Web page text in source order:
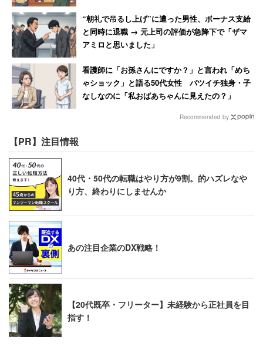
“朝礼で吊るし上げ”に遭った男性、ボーナス支給
と同時に退職 → 元上司の評価が急降下で「ザマ
アミロと思いました」
看護師に「お孫さんにですか？」と言われ「めち
ゃショック」と語る50代女性 バツイチ独身・子
なしなのに「私おばあちゃんに見えたの？」
Recommended by
【PR】注目情報
40代・50代の転職はやり方が9割。的ハズレなや
り方、終わりにしませんか
あの注目企業のDX戦略！
【20代既卒・フリーター】未経験から正社員を目
指す！